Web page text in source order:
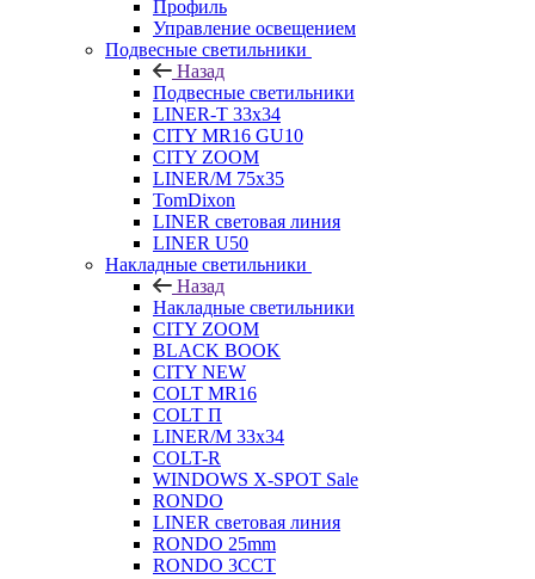
Профиль
Управление освещением
Подвесные светильники
Назад
Подвесные светильники
LINER-T 33x34
CITY MR16 GU10
CITY ZOOM
LINER/M 75х35
TomDixon
LINER световая линия
LINER U50
Накладные светильники
Назад
Накладные светильники
CITY ZOOM
BLACK BOOK
CITY NEW
COLT MR16
COLT П
LINER/М 33х34
COLT-R
WINDOWS X-SPOT Sale
RONDO
LINER световая линия
RONDO 25mm
RONDO 3CCT